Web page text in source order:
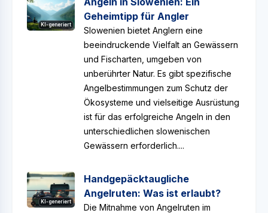
KI-generiert
Geheimtipp für Angler
Slowenien bietet Anglern eine
beeindruckende Vielfalt an Gewässern
und Fischarten, umgeben von
unberührter Natur. Es gibt spezifische
Angelbestimmungen zum Schutz der
Ökosysteme und vielseitige Ausrüstung
ist für das erfolgreiche Angeln in den
unterschiedlichen slowenischen
Gewässern erforderlich....
KI-generiert
Handgepäcktaugliche
Angelruten: Was ist erlaubt?
Die Mitnahme von Angelruten im